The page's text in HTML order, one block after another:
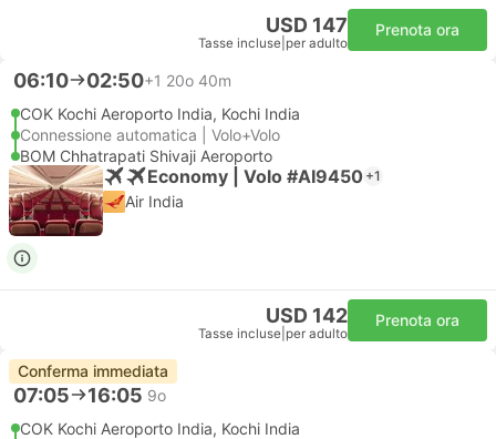
USD 147
Tasse incluse per adulto
Prenota ora
06:10 02:50+1 20o 40m
COK Kochi Aeroporto India, Kochi India
Connessione automatica | Volo+Volo
BOM Chhatrapati Shivaji Aeroporto
Economy | Volo #AI9450 +1
Air India
USD 142
Tasse incluse per adulto
Prenota ora
Conferma immediata
07:05 16:05 9o
COK Kochi Aeroporto India, Kochi India